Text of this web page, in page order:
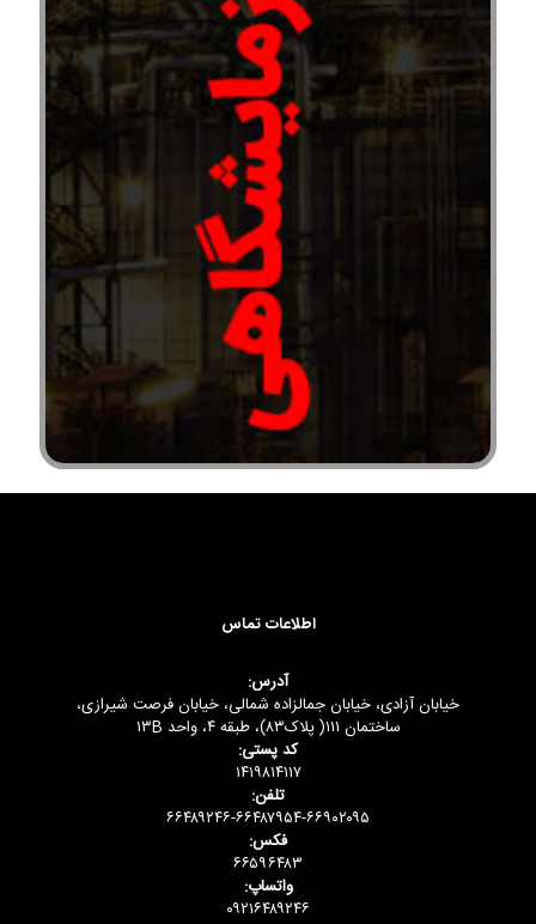
اطلاعات تماس
آدرس:
خیابان آزادی، خیابان جمالزاده شمالی، خیابان فرصت شیرازی،
ساختمان ۱۱۱( پلاک۸۳)، طبقه ۴، واحد ۱۳B
کد پستی:
۱۴۱۹۸۱۴۱۱۷
تلفن:
۶۶۴۸۹۲۴۶-۶۶۴۸۷۹۵۴-۶۶۹۰۲۰۹۵
فکس:
۶۶۵۹۶۴۸۳
واتساپ:
۰۹۲۱۶۴۸۹۲۴۶